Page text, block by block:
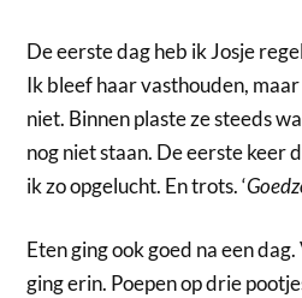
De eerste dag heb ik Josje
Ik bleef haar vasthouden,
niet. Binnen plaste ze steeds
nog niet staan. De eerste keer
ik zo opgelucht. En trots. ‘
Eten ging ook goed na een
ging erin. Poepen op drie